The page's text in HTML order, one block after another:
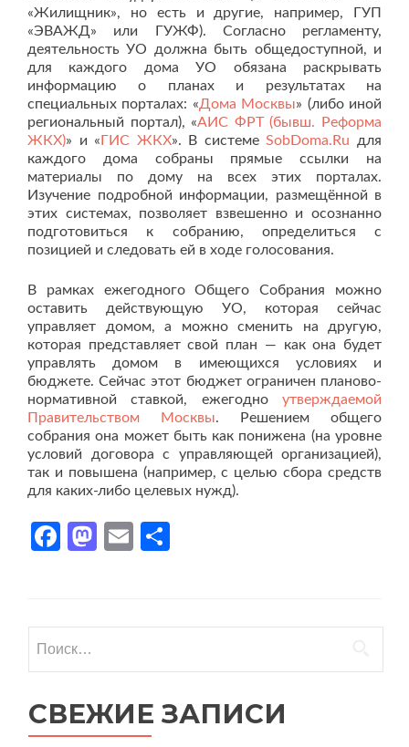
«Жилищник», но есть и другие, например, ГУП
«ЭВАЖД» или ГУЖФ). Согласно регламенту,
деятельность УО должна быть общедоступной, и
для каждого дома УО обязана раскрывать
информацию о планах и результатах на
специальных порталах: «Дома Москвы» (либо иной
региональный портал), «АИС ФРТ (бывш. Реформа
ЖКХ)» и « ГИС ЖКХ». В системеSobDoma.Ru для
каждого дома собраны прямые ссылки на
материалы по дому на всех этих порталах.
Изучение подробной информации, размещённой в
этих системах, позволяет взвешенно и осознанно
подготовиться к собранию, определиться с
позицией и следовать ей в ходе голосования.
В рамках ежегодного Общего Собрания можно
оставить действующую УО, которая сейчас
управляет домом, а можно сменить на другую,
которая представляет свой план — как она будет
управлять домом в имеющихся условиях и
бюджете. Сейчас этот бюджет ограничен планово-
нормативной ставкой, ежегодно утверждаемой
Правительством Москвы. Решением общего
собрания она может быть как понижена (на уровне
условий договора с управляющей организацией),
так и повышена (например, с целью сбора средств
для каких-либо целевых нужд).
Facebook
Mastodon
Email
СВЕЖИЕ ЗАПИСИ